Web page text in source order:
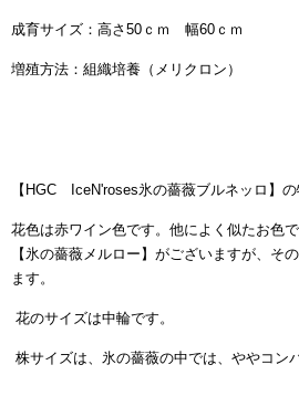
成育サイズ：高さ50ｃｍ 幅60ｃｍ
増殖方法：組織培養（メリクロン）
【HGC IceN'roses氷の薔薇ブルネッロ】
花色は赤ワイン色です。他によく似たお色
【氷の薔薇メルロー】がございますが、そ
ます。
花のサイズは中輪です。
株サイズは、氷の薔薇の中では、ややコン